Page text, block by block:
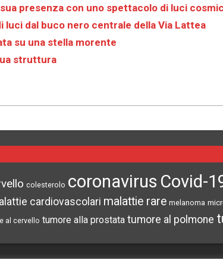
presenza con uno spettacolo di luci
luci dal buco nero centrale della Via Lattea
su una stella morente
struttura
colesterolo coronavirus Covid-
cardiovascolari malattie rare melanoma
al cervello tumore alla prostata tumore al polmone